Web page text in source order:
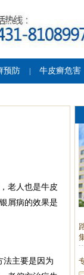
预防 牛皮癣危害
老人也是牛皮
屑病的效果是
法主要是因为